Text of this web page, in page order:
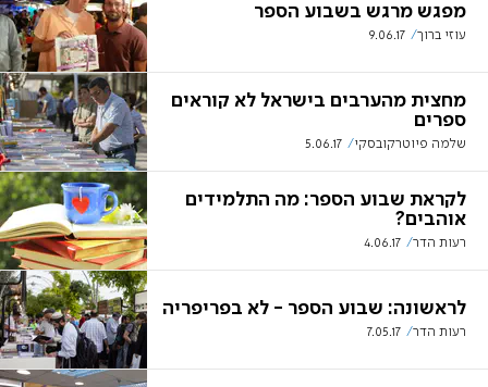
מפגש מרגש בשבוע הספר
עוזי ברוך 9.06.17
מחצית מהערבים בישראל לא קוראים
ספרים
שלמה פיוטרקובסקי 5.06.17
לקראת שבוע הספר: מה התלמידים
אוהבים?
רעות הדר 4.06.17
לראשונה: שבוע הספר - לא בפריפריה
רעות הדר 7.05.17